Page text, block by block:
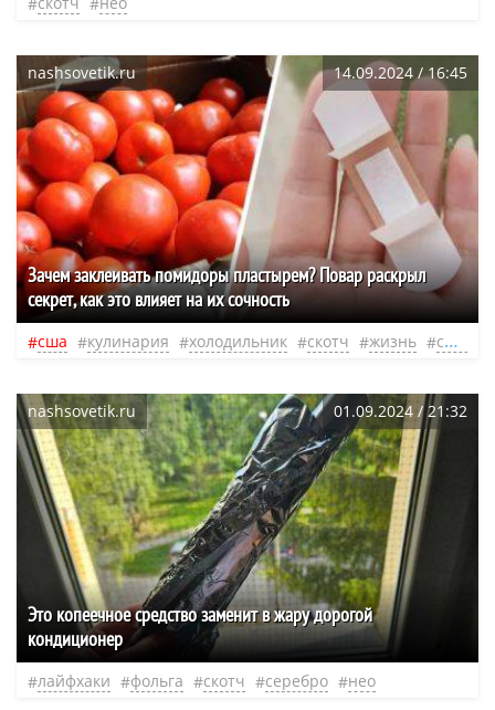
nashsovetik.ru 14.09.2024 / 16:45
Зачем заклеивать помидоры пластырем? Повар раскрыл
секрет, как это влияет на их сочность
сша кулинария холодильник скотч жизнь счастье
nashsovetik.ru 01.09.2024 / 21:32
Это копеечное средство заменит в жару дорогой
кондиционер
лайфхаки фольга скотч серебро нео